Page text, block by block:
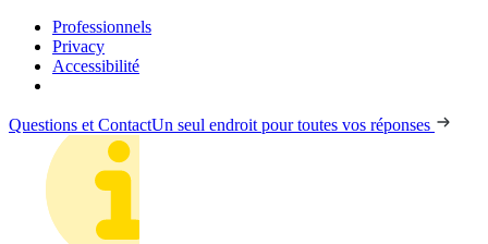
Professionnels
Privacy
Accessibilité
Questions et ContactUn seul endroit pour toutes vos réponses